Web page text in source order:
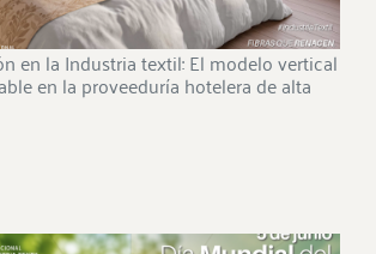
en la Industria textil: El modelo vertical
en la proveeduría hotelera de alta